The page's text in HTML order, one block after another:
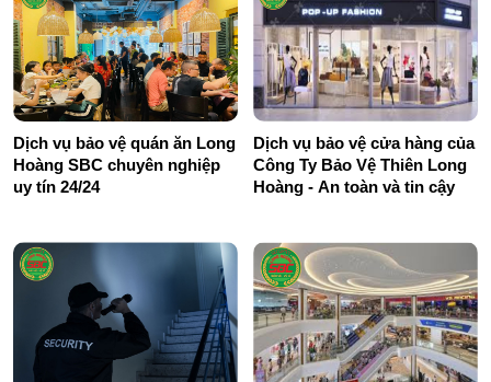
Dịch vụ bảo vệ quán ăn Long
Hoàng SBC chuyên nghiệp
uy tín 24/24
Dịch vụ bảo vệ cửa hàng của
Công Ty Bảo Vệ Thiên Long
Hoàng - An toàn và tin cậy